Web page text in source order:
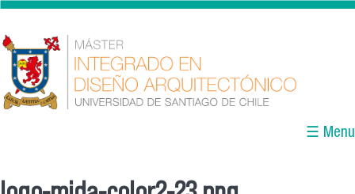
Pasar al contenido principal
☰ Menu